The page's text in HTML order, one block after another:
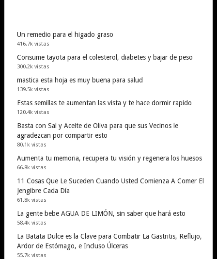
Un remedio para el higado graso
416.7k vistas
Consume tayota para el colesterol, diabetes y bajar de peso
300.2k vistas
mastica esta hoja es muy buena para salud
139.5k vistas
Estas semillas te aumentan las vista y te hace dormir rapido
120.4k vistas
Basta con Sal y Aceite de Oliva para que sus Vecinos le
agradezcan por compartir esto
80.1k vistas
Aumenta tu memoria, recupera tu visión y regenera los huesos
66.8k vistas
11 Cosas Que Le Suceden Cuando Usted Comienza A Comer El
Jengibre Cada Día
61.8k vistas
La gente bebe AGUA DE LIMÓN, sin saber que hará esto
58.4k vistas
La Batata Dulce es la Clave para Combatir La Gastritis, Reflujo,
Ardor de Estómago, e Incluso Úlceras
55.7k vistas